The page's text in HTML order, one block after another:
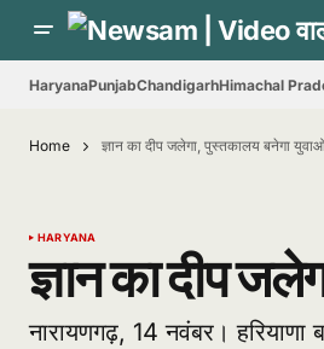
HaryanaPunjabChandigarhHimachal
Home ज्ञान का दीप जलेगा, पुस्तकालय बनेगा
HARYANA
ज्ञान का दीप
नारायणगढ़, 14 नवंबर। हरियाणा